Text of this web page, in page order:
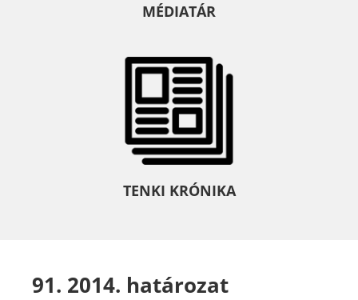
MÉDIATÁR
TENKI KRÓNIKA
91. 2014. határozat